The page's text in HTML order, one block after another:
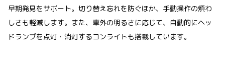
早期発見をサポート。切り替え忘れを防ぐほか、手動操作の煩わ
しさも軽減します。また、車外の明るさに応じて、自動的にヘッ
ドランプを点灯・消灯するコンライトも搭載しています。